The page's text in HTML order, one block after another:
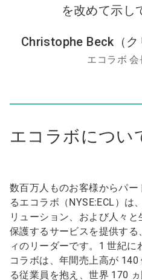
を改めて示し
Christophe Beck（ク
エコラボ会
エコラボについ
数百万人ものお客様からパ
るエコラボ（NYSE:ECL）は
リューション、および人々
保護するサービスを提供す
ィのリーダーです。1 世紀に
コラボは、年間売上高が 140
る従業員を抱え、世界 170